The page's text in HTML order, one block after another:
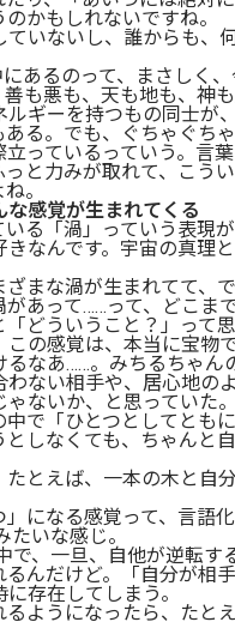
かもしれないですね。
いないし、誰からも、
あるのって、まさしく
も悪も、天も地も、神
ギーを持つもの同士が
る。でも、ぐちゃぐち
っているっていう。言
と力みが取れて、こう
。
感覚が生まれてくる
る「渦」っていう表現が
なんです。宇宙の真理
まな渦が生まれてて、
あって……って、どこま
どういうこと？」って
の感覚は、本当に宝物で
なあ……。みちるちゃん
ない相手や、居心地の
ないか、と思っていた
で「ひとつとしてとも
しなくても、ちゃんと
とえば、一本の木と自
になる感覚って、言語
いな感じ。
で、一旦、自他が逆転
んだけど。「自分が相
存在してしまう。
ようになったら、たと